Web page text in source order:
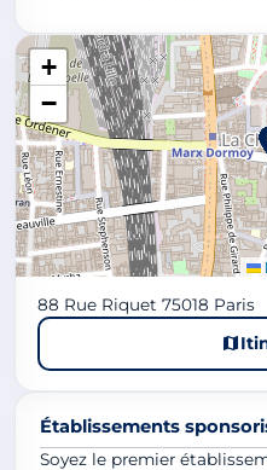
+
−
88 Rue Riquet 75018 Paris
Établissements
Soyez le premier